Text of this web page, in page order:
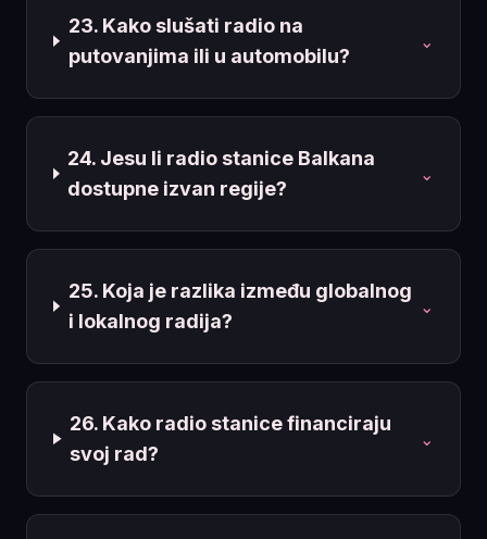
23. Kako slušati radio na
putovanjima ili u automobilu?
⌄
24. Jesu li radio stanice Balkana
dostupne izvan regije?
⌄
25. Koja je razlika između globalnog
i lokalnog radija?
⌄
26. Kako radio stanice financiraju
svoj rad?
⌄